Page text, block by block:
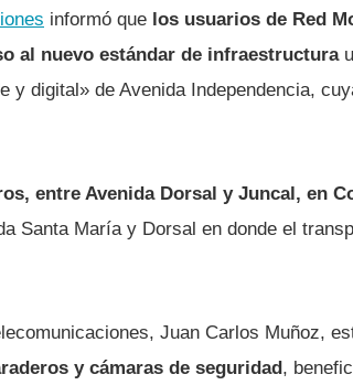
informó que los usuarios de Red
al nuevo estándar de infraestructura
y digital» de Avenida Independencia,
entre Avenida Dorsal y Juncal, en
Santa María y Dorsal en donde el
Juan Carlos Muñoz,
y cámaras de seguridad,